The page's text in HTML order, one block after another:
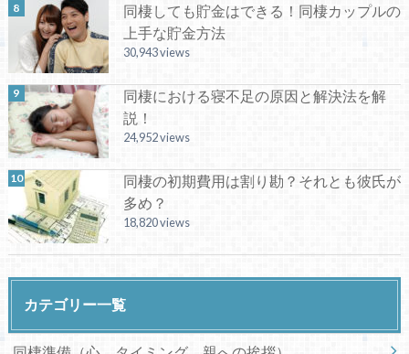
同棲しても貯金はできる！同棲カップルの
上手な貯金方法
30,943 views
同棲における寝不足の原因と解決法を解
説！
24,952 views
同棲の初期費用は割り勘？それとも彼氏が
多め？
18,820 views
カテゴリー一覧